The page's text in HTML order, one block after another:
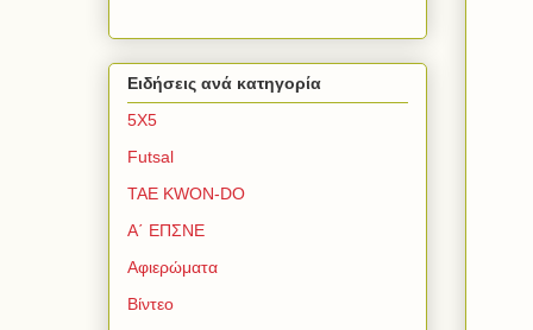
Ειδήσεις ανά κατηγορία
5Χ5
Futsal
TAE KWON-DO
Α΄ ΕΠΣΝΕ
Αφιερώματα
Βίντεο